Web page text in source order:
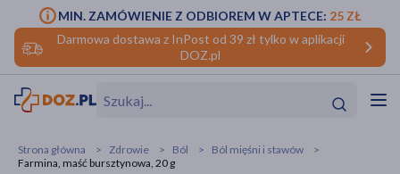
Darmowa dostawa z InPost od 39 zł tylko w aplikacji
DOZ.pl
MIN. ZAMÓWIENIE Z ODBIOREM W APTECE: 25 ZŁ
Strona główna Zdrowie Ból
Ból mięśni i stawów
Farmina, maść bursztynowa, 20 g